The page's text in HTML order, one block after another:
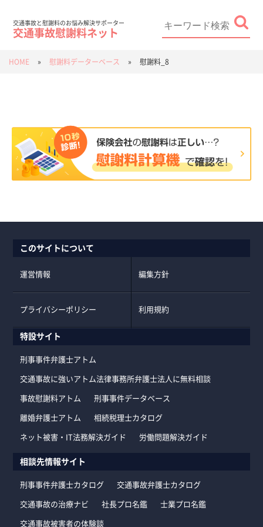
交通事故と慰謝料のお悩み解決サポーター
交通事故慰謝料ネット
HOME » 慰謝料データーベース » 慰謝料_8
このサイトについて
運営情報 編集方針
プライバシーポリシー 利用規約
特設サイト
刑事事件弁護士アトム
交通事故に強いアトム法律事務所弁護士法人に無料相談
事故慰謝料アトム 刑事事件データベース
離婚弁護士アトム 相続税理士カタログ
ネット被害・IT法務解決ガイド 労働問題解決ガイド
相談先情報サイト
刑事事件弁護士カタログ 交通事故弁護士カタログ
交通事故の治療ナビ 社長プロ名鑑 士業プロ名鑑
交通事故被害者の体験談